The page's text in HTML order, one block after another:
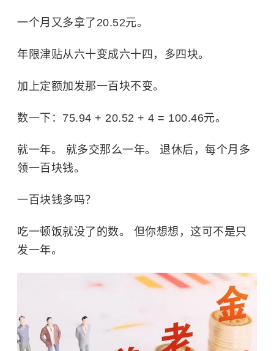
一个月又多拿了20.52元。
年限津贴从六十变成六十四，多四块。
加上定额加发那一百块不变。
数一下：75.94 + 20.52 + 4 = 100.46元。
就一年。 就多交那么一年。 退休后，每个月多
领一百块钱。
一百块钱多吗？
吃一顿饭就没了的数。 但你想想，这可不是只
发一年。